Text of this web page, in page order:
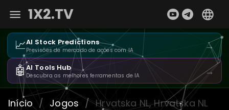
1X2.TV
📈AI Stock Predictions
Previsões de mercado de ações com IA →
🤖AI Tools Hub
Descubra as melhores ferramentas de IA →
Início / Jogos / Hrvatska NL, Hrvatska NL